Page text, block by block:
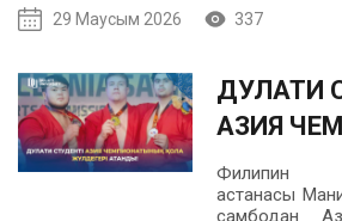
29 Маусым 2026 337
ДУЛАТИ
АЗИЯ
ҚОЛА
АТАНДЫ!
Филипин
астанасы